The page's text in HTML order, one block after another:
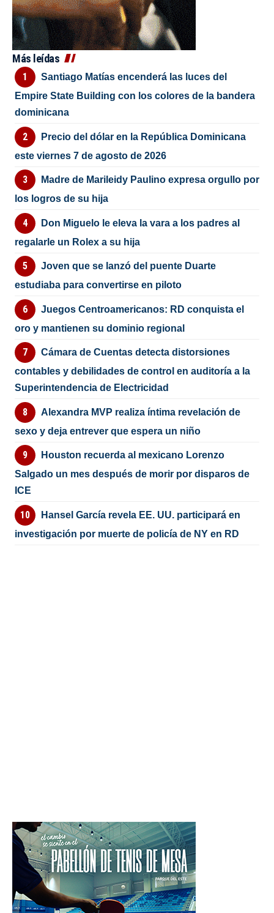
Más leídas
Santiago Matías encenderá las luces del
Empire State Building con los colores de la bandera
dominicana
Precio del dólar en la República Dominicana
este viernes 7 de agosto de 2026
Madre de Marileidy Paulino expresa orgullo por
los logros de su hija
Don Miguelo le eleva la vara a los padres al
regalarle un Rolex a su hija
Joven que se lanzó del puente Duarte
estudiaba para convertirse en piloto
Juegos Centroamericanos: RD conquista el
oro y mantienen su dominio regional
Cámara de Cuentas detecta distorsiones
contables y debilidades de control en auditoría a la
Superintendencia de Electricidad
Alexandra MVP realiza íntima revelación de
sexo y deja entrever que espera un niño
Houston recuerda al mexicano Lorenzo
Salgado un mes después de morir por disparos de
ICE
Hansel García revela EE. UU. participará en
investigación por muerte de policía de NY en RD